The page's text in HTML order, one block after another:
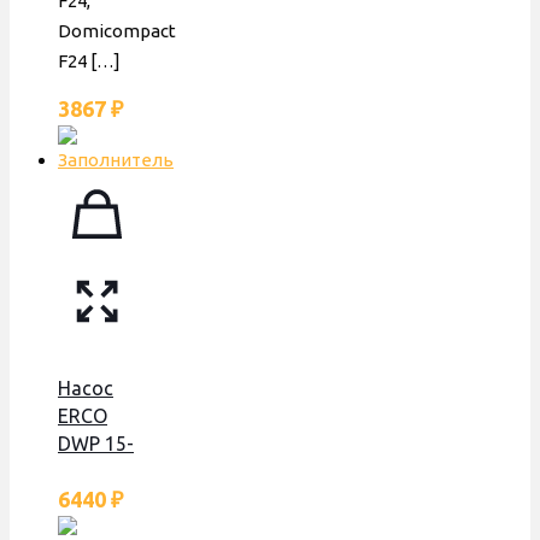
Domicompact
F24 […]
3867 ₽
Насос
ERCO
DWP 15-
часовой,
95 W,
6440 ₽